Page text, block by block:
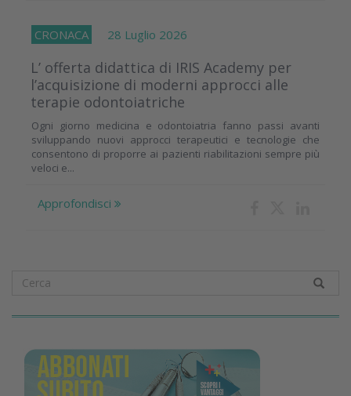
CRONACA 28 Luglio 2026
L’ offerta didattica di IRIS Academy per
l’acquisizione di moderni approcci alle
terapie odontoiatriche
Ogni giorno medicina e odontoiatria fanno passi avanti
sviluppando nuovi approcci terapeutici e tecnologie che
consentono di proporre ai pazienti riabilitazioni sempre più
veloci e...
Approfondisci